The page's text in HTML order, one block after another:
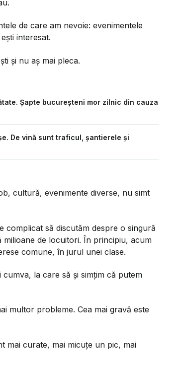
de care am nevoie: evenimentele
interesat.
și nu aș mai pleca.
Șapte bucureșteni mor zilnic din cauza
De vină sunt traficul, șantierele și
cultură, evenimente diverse, nu simt
complicat să discutăm despre o singură
de locuitori. În principiu, acum
comune, în jurul unei clase.
la care să și simțim că putem
multor probleme. Cea mai gravă este
mai curate, mai micuțe un pic, mai